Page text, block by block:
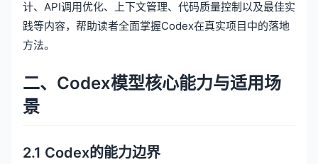
计、API调用优化、上下文管理、代码质量控制以及最佳实
践等内容，帮助读者全面掌握Codex在真实项目中的落地
方法。
二、Codex模型核心能力与适用场
景
2.1 Codex的能力边界